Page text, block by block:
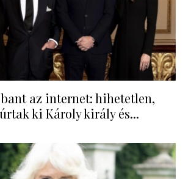
az internet: hihetetlen,
ki Károly király és...